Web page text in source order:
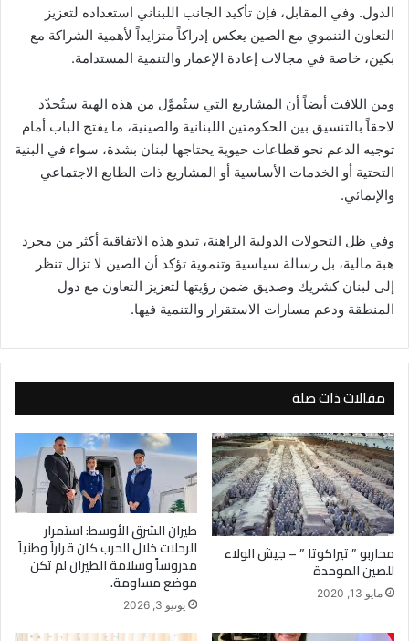
الدول. وفي المقابل، فإن تأكيد الجانب اللبناني استعداده لتعزيز
التعاون التنموي مع الصين يعكس إدراكاً متزايداً لأهمية الشراكة مع
بكين، خاصة في مجالات إعادة الإعمار والتنمية المستدامة.
ومن اللافت أيضاً أن المشاريع التي ستُموَّل من هذه الهبة ستُحدّد
لاحقاً بالتنسيق بين الحكومتين اللبنانية والصينية، ما يفتح الباب أمام
توجيه الدعم نحو قطاعات حيوية يحتاجها لبنان بشدة، سواء في البنية
التحتية أو الخدمات الأساسية أو المشاريع ذات الطابع الاجتماعي
والإنمائي.
وفي ظل التحولات الدولية الراهنة، تبدو هذه الاتفاقية أكثر من مجرد
هبة مالية، بل رسالة سياسية وتنموية تؤكد أن الصين لا تزال تنظر
إلى لبنان كشريك وصديق ضمن رؤيتها لتعزيز التعاون مع دول
المنطقة ودعم مسارات الاستقرار والتنمية فيها.
مقالات ذات صلة
محاربو ” تيراكوتا ” – جيش الولاء
للصين الموحدة
مايو 13, 2020
طيران الشرق الأوسط: استمرار
الرحلات خلال الحرب كان قراراً وطنياً
مدروساً وسلامة الطيران لم تكن
موضع مساومة.
يونيو 3, 2026